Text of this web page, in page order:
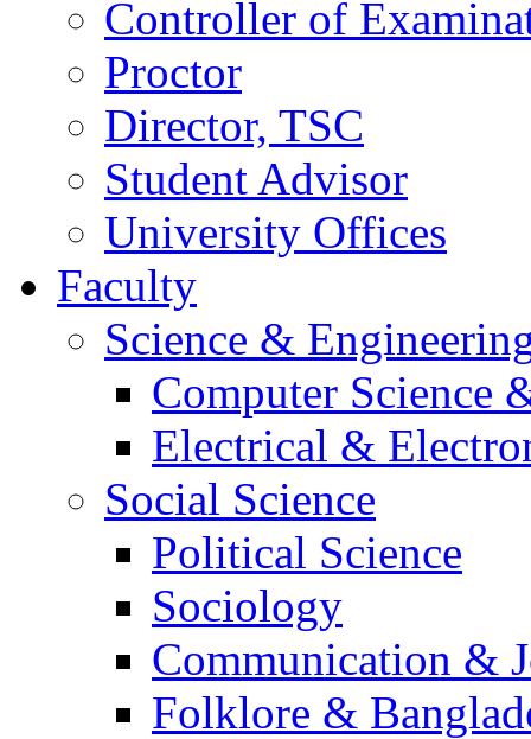
Controller of
Proctor
Director, TSC
Student Advisor
University Offices
Faculty
Science &
Computer Science
Electrical &
Social Science
Political Science
Sociology
Communication &
Folklore &